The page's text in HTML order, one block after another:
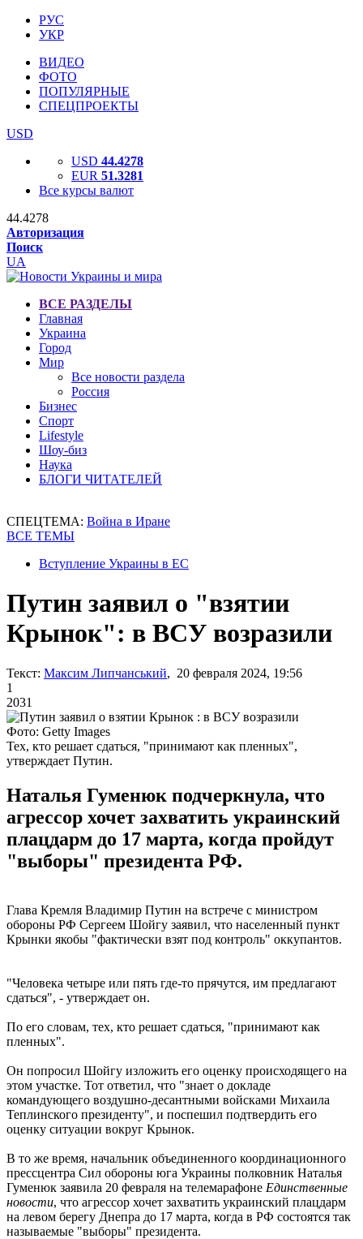
РУС
УКР
ВИДЕО
ФОТО
ПОПУЛЯРНЫЕ
СПЕЦПРОЕКТЫ
USD
USD 44.4278
EUR 51.3281
Все курсы валют
44.4278
Авторизация
Поиск
UA
ВСЕ РАЗДЕЛЫ
Главная
Украина
Город
Мир
Все новости раздела
Россия
Бизнес
Спорт
Lifestyle
Шоу-биз
Наука
БЛОГИ ЧИТАТЕЛЕЙ
СПЕЦТЕМА: Война в Иране
ВСЕ ТЕМЫ
Вступление Украины в ЕС
Путин заявил о "взятии
Крынок": в ВСУ возразили
Текст: Максим Липчанський, 20 февраля 2024, 19:56
1
2031
Фото: Getty Images
Тех, кто решает сдаться, "принимают как пленных",
утверждает Путин.
Наталья Гуменюк подчеркнула, что
агрессор хочет захватить украинский
плацдарм до 17 марта, когда пройдут
"выборы" президента РФ.
Глава Кремля Владимир Путин на встрече с министром
обороны РФ Сергеем Шойгу заявил, что населенный пункт
Крынки якобы "фактически взят под контроль" оккупантов.
"Человека четыре или пять где-то прячутся, им предлагают
сдаться", - утверждает он.
По его словам, тех, кто решает сдаться, "принимают как
пленных".
Он попросил Шойгу изложить его оценку происходящего на
этом участке. Тот ответил, что "знает о докладе
командующего воздушно-десантными войсками Михаила
Теплинского президенту", и поспешил подтвердить его
оценку ситуации вокруг Крынок.
В то же время, начальник объединенного координационного
прессцентра Сил обороны юга Украины полковник Наталья
Гуменюк заявила 20 февраля на телемарафоне Единственные
новости, что агрессор хочет захватить украинский плацдарм
на левом берегу Днепра до 17 марта, когда в РФ состоятся так
называемые "выборы" президента.